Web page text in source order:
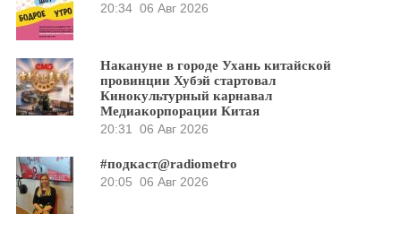
20:34 06 Авг 2026
Накануне в городе Ухань китайской
провинции Хубэй стартовал
Кинокультурный карнавал
Медиакорпорации Китая
20:31 06 Авг 2026
#подкаст@radiometro
20:05 06 Авг 2026